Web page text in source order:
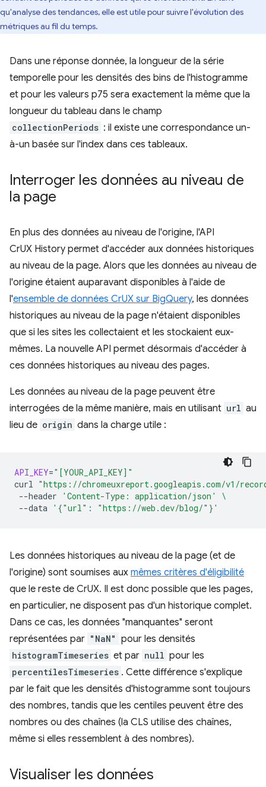
qu'analyse des tendances, elle est utile pour suivre l'évolution des
métriques au fil du temps.
Dans une réponse donnée, la longueur de la série
temporelle pour les densités des bins de l'histogramme
et pour les valeurs p75 sera exactement la même que la
longueur du tableau dans le champ
collectionPeriods : il existe une correspondance un-
à-un basée sur l'index dans ces tableaux.
Interroger les données au niveau de
la page
En plus des données au niveau de l'origine, l'API
CrUX History permet d'accéder aux données historiques
au niveau de la page. Alors que les données au niveau de
l'origine étaient auparavant disponibles à l'aide de
l'ensemble de données CrUX sur BigQuery, les données
historiques au niveau de la page n'étaient disponibles
que si les sites les collectaient et les stockaient eux-
mêmes. La nouvelle API permet désormais d'accéder à
ces données historiques au niveau des pages.
Les données au niveau de la page peuvent être
interrogées de la même manière, mais en utilisant url au
lieu de origin dans la charge utile :
API_KEY="[YOUR_API_KEY]"
curl "https://chromeuxreport.googleapis.com/v1/
--header
'Content-Type: application/json'
\
--data '{"url": "https://web.dev/blog/"}'
Les données historiques au niveau de la page (et de
l'origine) sont soumises aux mêmes critères d'éligibilité
que le reste de CrUX. Il est donc possible que les pages,
en particulier, ne disposent pas d'un historique complet.
Dans ce cas, les données "manquantes" seront
représentées par "NaN" pour les densités
histogramTimeseries et par null pour les
percentilesTimeseries . Cette différence s'explique
par le fait que les densités d'histogramme sont toujours
des nombres, tandis que les centiles peuvent être des
nombres ou des chaînes (la CLS utilise des chaînes,
même si elles ressemblent à des nombres).
Visualiser les données